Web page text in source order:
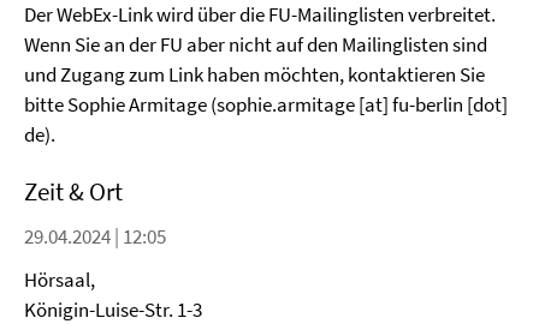
Der WebEx-Link wird über die FU-Mailinglisten verbreitet.
Wenn Sie an der FU aber nicht auf den Mailinglisten sind
und Zugang zum Link haben möchten, kontaktieren Sie
bitte Sophie Armitage (sophie.armitage [at] fu-berlin [dot]
de).
Zeit & Ort
29.04.2024 | 12:05
Hörsaal,
Königin-Luise-Str. 1-3